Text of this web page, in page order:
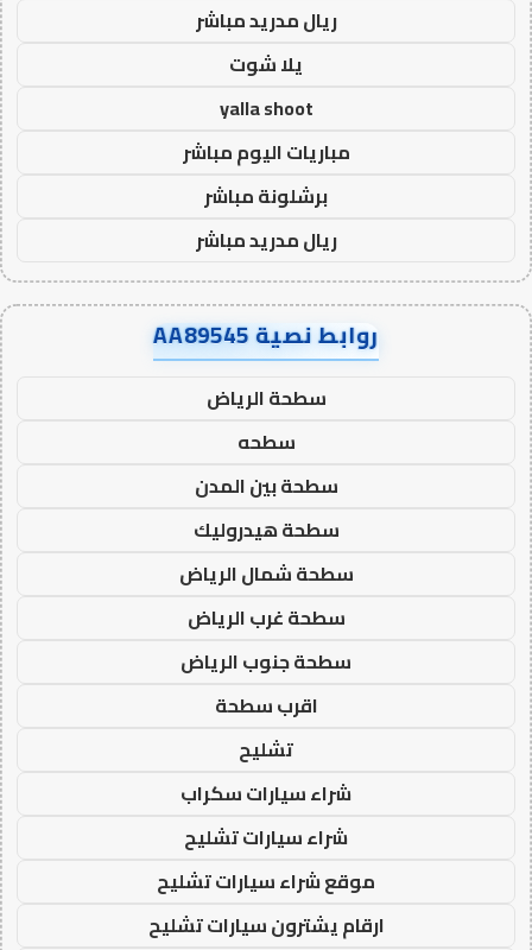
ريال مدريد مباشر
يلا شوت
yalla shoot
مباريات اليوم مباشر
برشلونة مباشر
ريال مدريد مباشر
روابط نصية AA89545
سطحة الرياض
سطحه
سطحة بين المدن
سطحة هيدروليك
سطحة شمال الرياض
سطحة غرب الرياض
سطحة جنوب الرياض
اقرب سطحة
تشليح
شراء سيارات سكراب
شراء سيارات تشليح
موقع شراء سيارات تشليح
ارقام يشترون سيارات تشليح